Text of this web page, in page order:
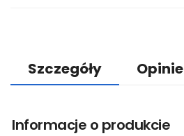
Szczegóły Opinie
Informacje o produkcie